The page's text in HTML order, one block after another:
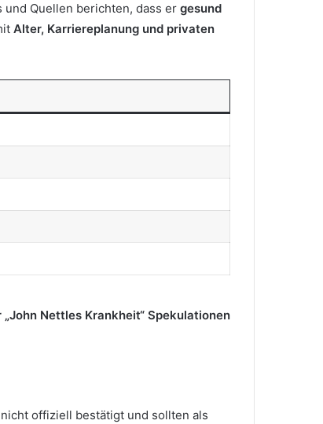
Quellen berichten, dass er gesund
Alter, Karriereplanung und privaten
Nettles Krankheit“ Spekulationen
offiziell bestätigt und sollten als